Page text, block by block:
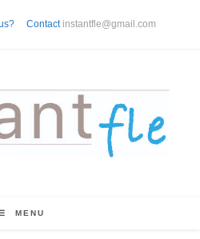
Contact instantfle@gmail.com
MENU